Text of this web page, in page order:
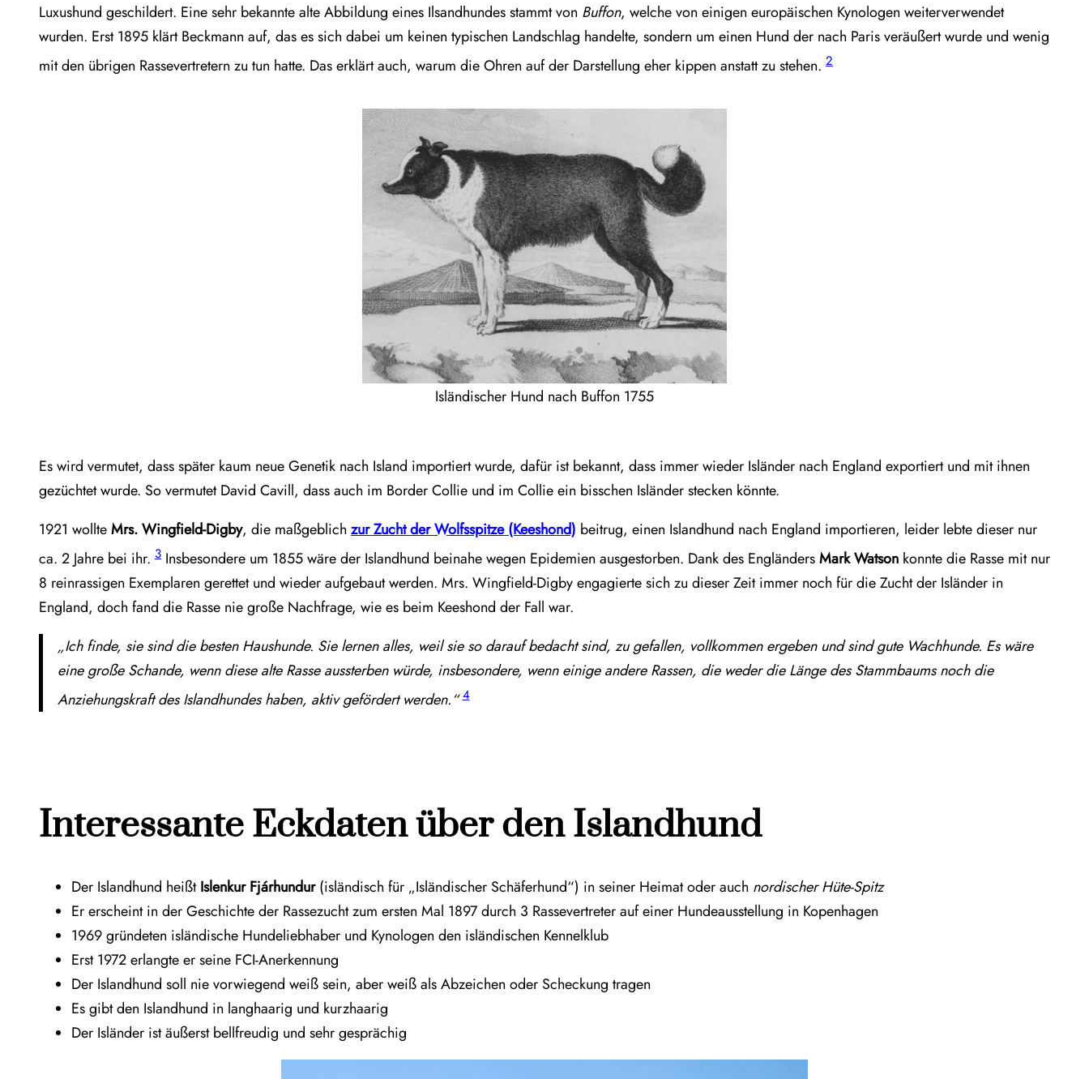
Luxushund geschildert. Eine sehr bekannte alte Abbildung eines Ilsandhundes stammt von Buffon, welche von einigen europäischen Kynologen weiterverwendet
wurden. Erst 1895 klärt Beckmann auf, das es sich dabei um keinen typischen Landschlag handelte, sondern um einen Hund der nach Paris veräußert wurde und wenig
mit den übrigen Rassevertretern zu tun hatte. Das erklärt auch, warum die Ohren auf der Darstellung eher kippen anstatt zu stehen. 2
Isländischer Hund nach Buffon 1755
Es wird vermutet, dass später kaum neue Genetik nach Island importiert wurde, dafür ist bekannt, dass immer wieder Isländer nach England exportiert und mit ihnen
gezüchtet wurde. So vermutet David Cavill, dass auch im Border Collie und im Collie ein bisschen Isländer stecken könnte.
1921 wollteMrs. Wingfield-Digby, die maßgeblich zur Zucht der Wolfsspitze (Keeshond) beitrug, einen Islandhund nach England importieren, leider lebte dieser nur
ca. 2 Jahre bei ihr. 3 Insbesondere um 1855 wäre der Islandhund beinahe wegen Epidemien ausgestorben. Dank des EngländersMark Watson konnte die Rasse mit nur
8 reinrassigen Exemplaren gerettet und wieder aufgebaut werden. Mrs. Wingfield-Digby engagierte sich zu dieser Zeit immer noch für die Zucht der Isländer in
England, doch fand die Rasse nie große Nachfrage, wie es beim Keeshond der Fall war.
„Ich finde, sie sind die besten Haushunde. Sie lernen alles, weil sie so darauf bedacht sind, zu gefallen, vollkommen ergeben und sind gute Wachhunde. Es wäre
eine große Schande, wenn diese alte Rasse aussterben würde, insbesondere, wenn einige andere Rassen, die weder die Länge des Stammbaums noch die
Anziehungskraft des Islandhundes haben, aktiv gefördert werden.“ 4
Interessante Eckdaten über den Islandhund
Der Islandhund heißtIslenkur Fjárhundur(isländisch für „Isländischer Schäferhund“) in seiner Heimat oder auch nordischer Hüte-Spitz
Er erscheint in der Geschichte der Rassezucht zum ersten Mal 1897 durch 3 Rassevertreter auf einer Hundeausstellung in Kopenhagen
1969 gründeten isländi­sche Hundeliebhaber und Kynologen den isländischen Kennelklub
Erst 1972 erlangte er seine FCI-Anerkennung
Der Islandhund soll nie vorwiegend weiß sein, aber weiß als Abzeichen oder Scheckung tragen
Es gibt den Islandhund in langhaarig und kurzhaarig
Der Isländer ist äußerst bellfreudig und sehr gesprächig